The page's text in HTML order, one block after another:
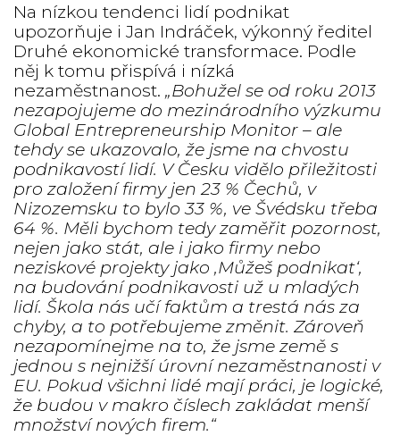
Na nízkou tendenci lidí podnikat
upozorňuje i Jan Indráček, výkonný ředitel
Druhé ekonomické transformace. Podle
něj k tomu přispívá i nízká
nezaměstnanost.„Bohužel se od roku 2013
nezapojujeme do mezinárodního výzkumu
Global Entrepreneurship Monitor – ale
tehdy se ukazovalo, že jsme na chvostu
podnikavostí lidí. V Česku vidělo přiležitosti
pro založení firmy jen 23 % Čechů, v
Nizozemsku to bylo 33 %, ve Švédsku třeba
64 %. Měli bychom tedy zaměřit pozornost,
nejen jako stát, ale i jako firmy nebo
neziskové projekty jako ‚Můžeš podnikat‘,
na budování podnikavosti už u mladých
lidí. Škola nás učí faktům a trestá nás za
chyby, a to potřebujeme změnit. Zároveň
nezapomínejme na to, že jsme země s
jednou s nejnižší úrovní nezaměstnanosti v
EU. Pokud všichni lidé mají práci, je logické,
že budou v makro číslech zakládat menší
množství nových firem.“